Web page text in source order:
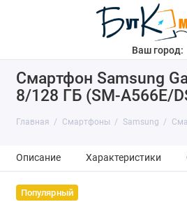
Ваш город:
Смартфон Samsung
8/128 ГБ (SM-A566E/
Главная Смартфоны Samsung
Описание Характеристики
Популярный